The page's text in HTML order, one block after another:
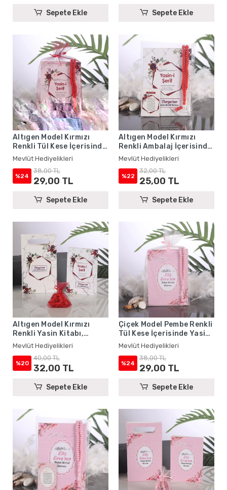
Sepete Ekle Sepete Ekle
Altıgen Model Kırmızı
Renkli Tül Kese İçerisinde
Yasin Kitabı ve Tesbih -
Mevlüt Hediyelikleri
Mevlüt Hediyelikleri
%24
38,00 TL
29,00 TL
Sepete Ekle
Altıgen Model Kırmızı
Renkli Ambalaj İçerisinde
Yasin Kitabı, Magnet ve
Tesbih - Mevlüt
Hediyelikleri
Mevlüt Hediyelikleri
%22
32,00 TL
25,00 TL
Sepete Ekle
Altıgen Model Kırmızı
Renkli Yasin Kitabı,
Karton Çanta ve Tesbih -
Mevlüt Hediyelikleri
Mevlüt Hediyelikleri
%20
40,00 TL
32,00 TL
Sepete Ekle
Çiçek Model Pembe Renkli
Tül Kese İçerisinde Yasin
Kitabı ve Tesbih - Mevlüt
Hediyelikleri
Mevlüt Hediyelikleri
%24
38,00 TL
29,00 TL
Sepete Ekle